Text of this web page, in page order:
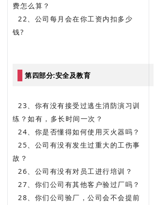
费怎么算？
22、公司每月会在你工资内扣多少
钱?
第四部分:安全及教育
23、你有没有接受过逃生消防演习训
练？如有，多长时间一次？
24、你是否懂得如何使用灭火器吗？
25、公司有没有发生过重大的工伤事
故？
26、公司有没有对员工进行培训？
27、你们公司有其他客户验过厂吗？
28、你们公司验厂，公司会不会提前